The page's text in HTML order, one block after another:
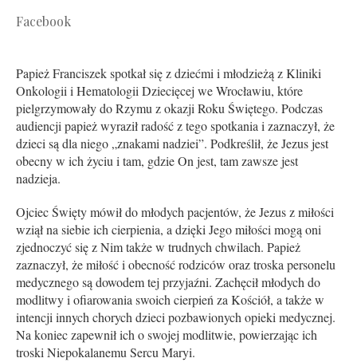
Facebook
Papież Franciszek spotkał się z dziećmi i młodzieżą z Kliniki
Onkologii i Hematologii Dziecięcej we Wrocławiu, które
pielgrzymowały do Rzymu z okazji Roku Świętego. Podczas
audiencji papież wyraził radość z tego spotkania i zaznaczył, że
dzieci są dla niego „znakami nadziei”. Podkreślił, że Jezus jest
obecny w ich życiu i tam, gdzie On jest, tam zawsze jest
nadzieja.
Ojciec Święty mówił do młodych pacjentów, że Jezus z miłości
wziął na siebie ich cierpienia, a dzięki Jego miłości mogą oni
zjednoczyć się z Nim także w trudnych chwilach. Papież
zaznaczył, że miłość i obecność rodziców oraz troska personelu
medycznego są dowodem tej przyjaźni. Zachęcił młodych do
modlitwy i ofiarowania swoich cierpień za Kościół, a także w
intencji innych chorych dzieci pozbawionych opieki medycznej.
Na koniec zapewnił ich o swojej modlitwie, powierzając ich
troski Niepokalanemu Sercu Maryi.